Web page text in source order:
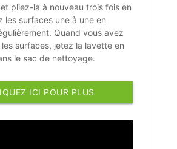
pliez-la à nouveau trois fois en
les surfaces une à une en
Quand vous avez
surfaces, jetez la lavette en
le sac de nettoyage.
ICI POUR PLUS